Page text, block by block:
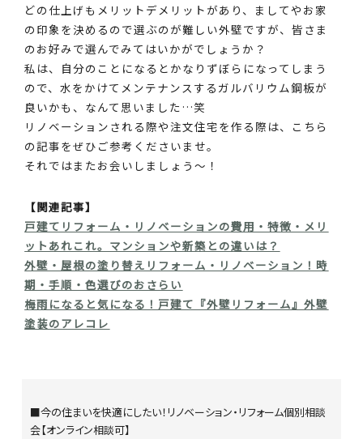
どの仕上げもメリットデメリットがあり、ましてやお家
の印象を決めるので選ぶのが難しい外壁ですが、皆さま
のお好みで選んでみてはいかがでしょうか？
私は、自分のことになるとかなりずぼらになってしまう
ので、水をかけてメンテナンスするガルバリウム鋼板が
良いかも、なんて思いました…笑
リノベーションされる際や注文住宅を作る際は、こちら
の記事をぜひご参考くださいませ。
それではまたお会いしましょう～！
【関連記事】
戸建てリフォーム・リノベーションの費用・特徴・メリ
ットあれこれ。マンションや新築との違いは？
外壁・屋根の塗り替えリフォーム・リノベーション！時
期・手順・色選びのおさらい
梅雨になると気になる！戸建て『外壁リフォーム』外壁
塗装のアレコレ
■今の住まいを快適にしたい！リノベーション・リフォーム個別相談
会【オンライン相談可】